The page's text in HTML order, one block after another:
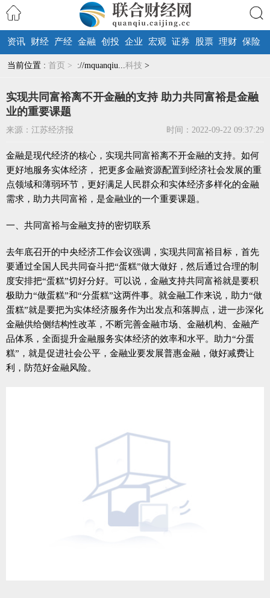
搜索
资讯 财经 产经 金融 创投 企业 宏观 证券 股票 理财 保险
当前位置 : 首页 > ://mquanqiu...科技 >
实现共同富裕离不开金融的支持 助力共同富裕是金融
业的重要课题
来源：江苏经济报 时间：2022-09-22 09:37:29
金融是现代经济的核心，实现共同富裕离不开金融的支持。如何
更好地服务实体经济， 把更多金融资源配置到经济社会发展的重
点领域和薄弱环节，更好满足人民群众和实体经济多样化的金融
需求，助力共同富裕，是金融业的一个重要课题。
一、共同富裕与金融支持的密切联系
去年底召开的中央经济工作会议强调，实现共同富裕目标，首先
要通过全国人民共同奋斗把“蛋糕”做大做好，然后通过合理的制
度安排把“蛋糕”切好分好。可以说，金融支持共同富裕就是要积
极助力“做蛋糕”和“分蛋糕”这两件事。就金融工作来说，助力“做
蛋糕”就是要把为实体经济服务作为出发点和落脚点，进一步深化
金融供给侧结构性改革，不断完善金融市场、金融机构、金融产
品体系，全面提升金融服务实体经济的效率和水平。助力“分蛋
糕”，就是促进社会公平，金融业要发展普惠金融，做好减费让
利，防范好金融风险。